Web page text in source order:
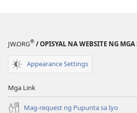
JW.ORG® / OPISYAL NA WEBSITE NG MGA
Appearance Settings
Mga Link
Mag-request ng Pupunta sa Iyo